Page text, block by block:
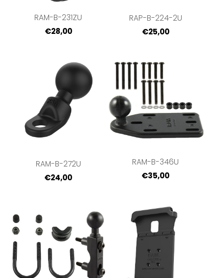
RAM-B-231ZU
€28,00
RAP-B-224-2U
€25,00
RAM-B-272U
€24,00
RAM-B-346U
€35,00